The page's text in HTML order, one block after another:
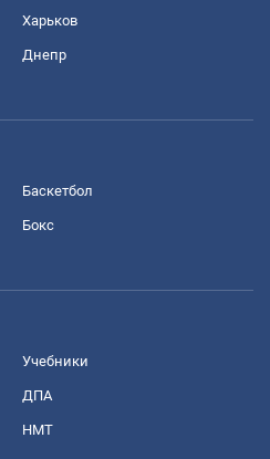
Харьков
Днепр
Баскетбол
Бокс
Учебники
ДПА
НМТ